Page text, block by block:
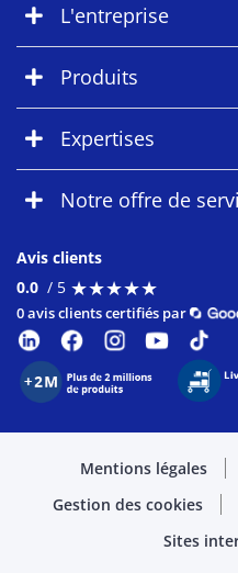
L'entreprise
Produits
Expertises
Notre offre de
Avis clients
0.0 / 5 ★★★★★
★★★★★
0 avis clients certifiés par
Mentions légales
Gestion des cookies
Sites